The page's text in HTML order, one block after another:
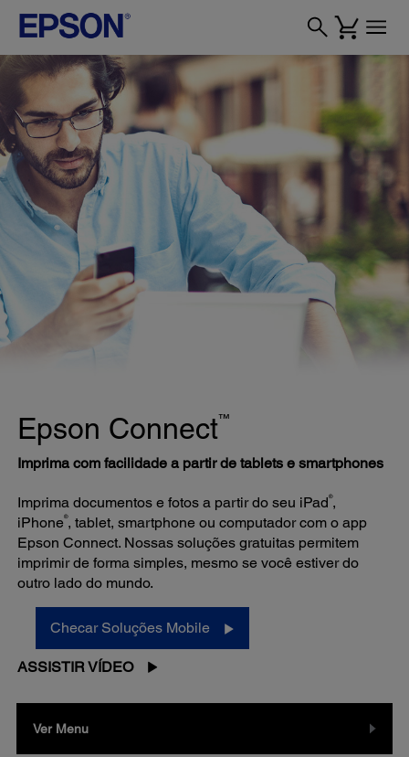
Epson Connect™
Imprima com facilidade a partir de tablets e smartphones
Imprima documentos e fotos a partir do seu iPad®,
iPhone®, tablet, smartphone ou computador com o app
Epson Connect. Nossas soluções gratuitas permitem
imprimir de forma simples, mesmo se você estiver do
outro lado do mundo.
Checar Soluções Mobile
ASSISTIR VÍDEO
Ver Menu